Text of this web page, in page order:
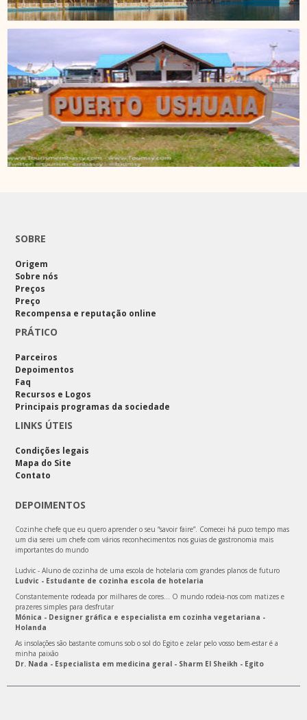
SOBRE
Origem
Sobre nós
Preços
Preço
Recompensa e reputação online
PRÁTICO
Parceiros
Depoimentos
Faq
Recursos e Logos
Principais programas da sociedade
LINKS ÚTEIS
Condições legais
Mapa do Site
Contato
DEPOIMENTOS
Cozinhe chefe que eu quero aprender o seu “savoir faire”. Comecei há puco tempo mas
um dia serei um chefe com vários reconhecimentos nos guias de gastronomia mais
importantes do mundo
Ludvic - Aluno de cozinha de uma escola de hotelaria com grandes planos de futuro
Ludvic - Estudante de cozinha escola de hotelaria
Constantemente rodeada por milhares de cores… O mundo rodeia-nos com matizes e
prazeres simples para desfrutar
Mónica - Designer gráfica e especialista em cozinha vegetariana -
Holanda
As insolações são bastante comuns sob o sol do Egito e zelar pelo vosso bem-estar é a
minha paixão
Dr. Nada - Especialista em medicina geral - Sharm El Sheikh - Egito